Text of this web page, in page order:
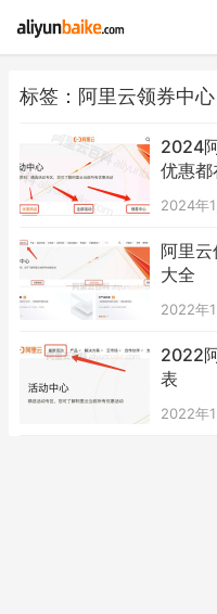
标签：阿里云领券中心
2024
优惠都
2024年
阿里
大全
2022年
2022
表
2022年